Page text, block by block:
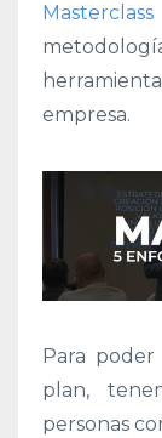
Masterclass
empresa.
Para
plan,
personas